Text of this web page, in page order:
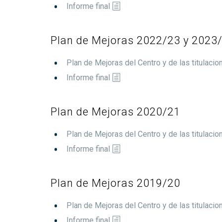
Informe final
Plan de Mejoras 2022/23 y
Plan de Mejoras del Centro y de las
Informe final
Plan de Mejoras 2020/21
Plan de Mejoras del Centro y de las
Informe final
Plan de Mejoras 2019/20
Plan de Mejoras del Centro y de las